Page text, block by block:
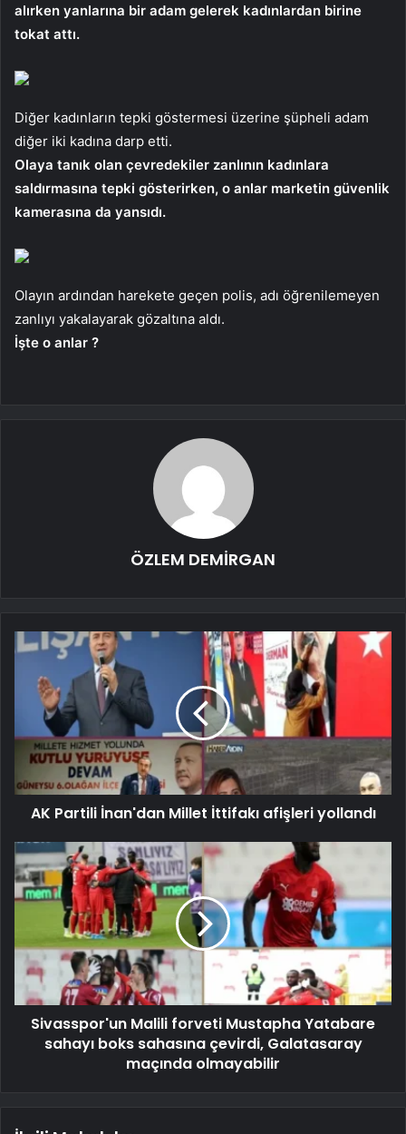
alırken yanlarına bir adam gelerek kadınlardan birine
tokat attı.
Diğer kadınların tepki göstermesi üzerine şüpheli adam
diğer iki kadına darp etti.
Olaya tanık olan çevredekiler zanlının kadınlara
saldırmasına tepki gösterirken, o anlar marketin güvenlik
kamerasına da yansıdı.
Olayın ardından harekete geçen polis, adı öğrenilemeyen
zanlıyı yakalayarak gözaltına aldı.
İşte o anlar ?
ÖZLEM DEMİRGAN
AK Partili İnan'dan Millet İttifakı afişleri yollandı
Sivasspor'un Malili forveti Mustapha Yatabare
sahayı boks sahasına çevirdi, Galatasaray
maçında olmayabilir